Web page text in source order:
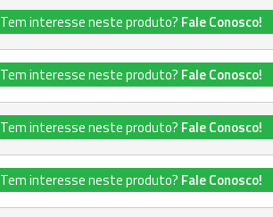
Tem interesse neste produto? Fale Conosco!
Tem interesse neste produto? Fale Conosco!
Tem interesse neste produto? Fale Conosco!
Tem interesse neste produto? Fale Conosco!